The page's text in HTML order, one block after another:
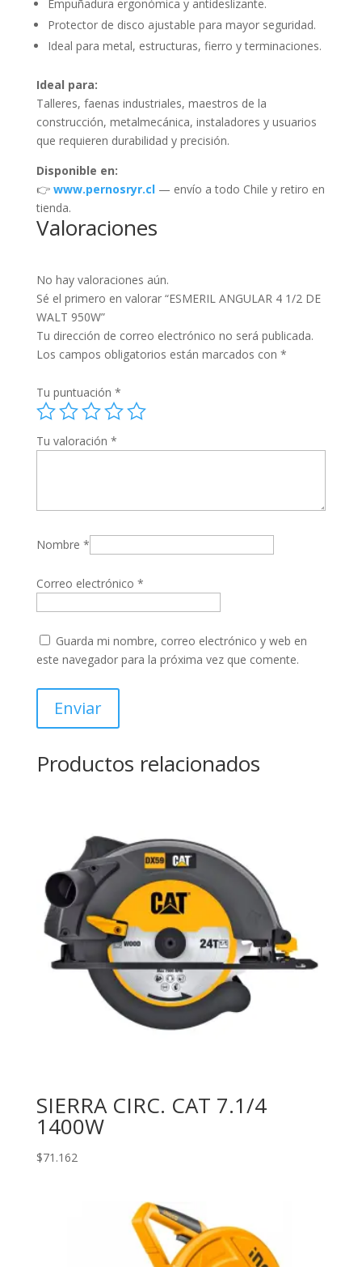
Empuñadura ergonómica y antideslizante.
Protector de disco ajustable para mayor seguridad.
Ideal para metal, estructuras, fierro y terminaciones.
Ideal para:
Talleres, faenas industriales, maestros de la
construcción, metalmecánica, instaladores y usuarios
que requieren durabilidad y precisión.
Disponible en:
👉 www.pernosryr.cl— envío a todo Chile y retiro en
tienda.
Valoraciones
No hay valoraciones aún.
Sé el primero en valorar “ESMERIL ANGULAR 4 1/2 DE
WALT 950W”
Tu dirección de correo electrónico no será publicada.
Los campos obligatorios están marcados con *
Tu puntuación *
Tu valoración *
Nombre *
Correo electrónico *
Guarda mi nombre, correo electrónico y web en
este navegador para la próxima vez que comente.
Productos relacionados
SIERRA CIRC. CAT 7.1/4
1400W
$71.162